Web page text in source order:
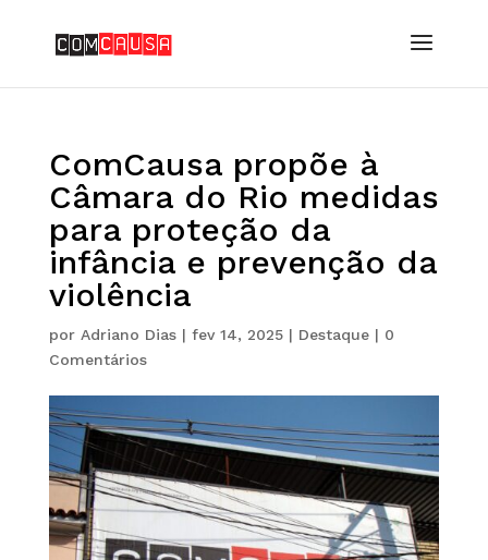
ComCausa propõe à
Câmara do Rio medidas
para proteção da
infância e prevenção da
violência
por Adriano Dias| fev 14, 2025| Destaque| 0
Comentários